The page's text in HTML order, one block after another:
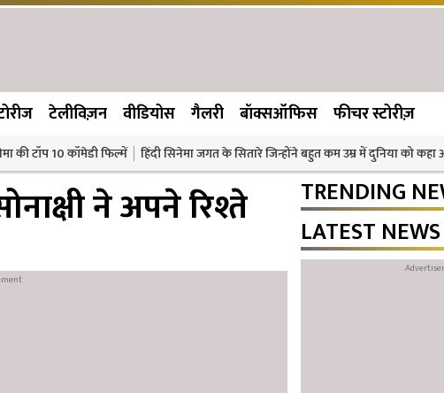
टेलीविज़न वीडियोस गैलरी बॉक्सऑफिस फीचर स्टोरीज़
की टॉप 10 कॉमेडी फिल्में हिंदी सिनेमा जगत के सितारे जिन्होंने बहुत कम उम्र में दुनिया को कहा
ने अपने रिश्ते
TRENDING
LATEST NEWS